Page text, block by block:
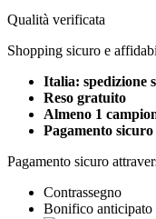
Qualità verificata
Shopping sicuro e
Italia: spedizione
Reso gratuito
Almeno 1
Pagamento sicuro
Pagamento sicuro
Contrassegno
Bonifico anticipato